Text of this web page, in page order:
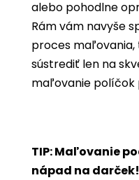
alebo pohodlne
Rám vám navyše
proces
sústrediť len na
maľovanie políčok
TIP: Maľovanie
nápad na darček!